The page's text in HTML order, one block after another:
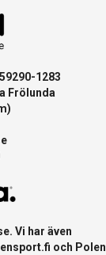
1283
Frölunda
. Vi har även
och Polen